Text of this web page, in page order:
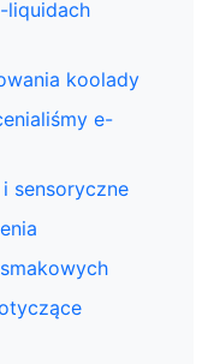
liquidach
koolady
e-
sensoryczne